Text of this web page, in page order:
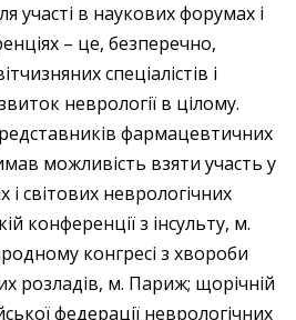
участі в наукових форумах і
– це, безперечно,
спеціалістів і
неврології в цілому.
фармацевтичних
можливість взяти участь у
і світових неврологічних
конференції з інсульту, м.
конгресі з хвороби
розладів, м. Париж; щорічній
федерації неврологічних